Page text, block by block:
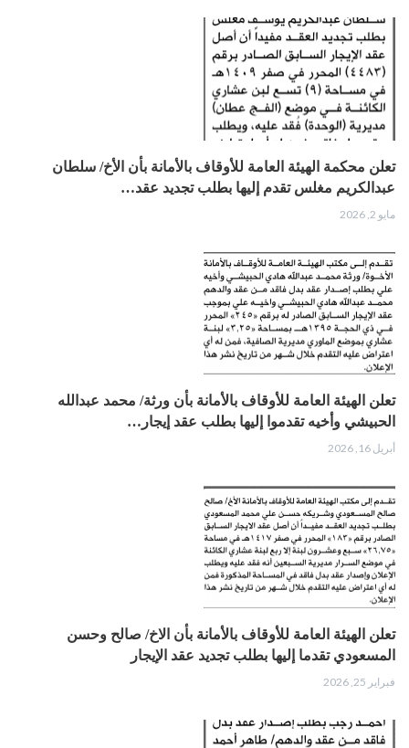
تعلن محكمة الهيئة العامة للأوقاف بالأمانة بأن الأخ/ سلطان
عبدالكريم مغلس تقدم إليها بطلب تجديد عقد…
مايو 2, 2026
تعلن الهيئة العامة للأوقاف بالأمانة بأن ورثة/ محمد عبدالله
الحبيشي وأخيه تقدموا إليها بطلب عقد إيجار…
أبريل 16, 2026
تعلن الهيئة العامة للأوقاف بالأمانة بأن الاخ/ صالح وحسن
المسعودي تقدما إليها بطلب تجديد عقد الإيجار
فبراير 25, 2026